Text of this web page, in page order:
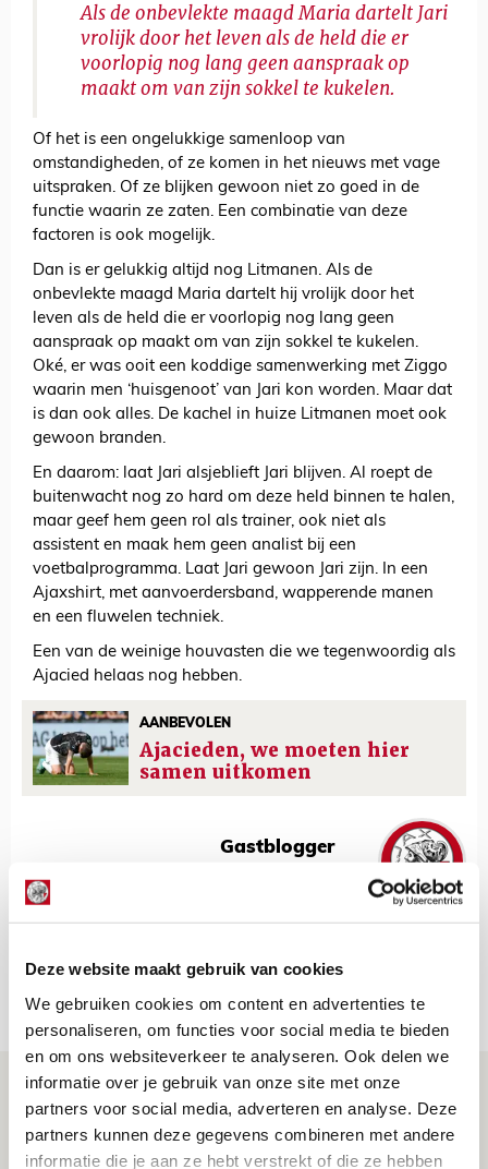
Deze website maakt gebruik van cookies
We gebruiken cookies om content en advertenties te
personaliseren, om functies voor social media te bieden
en om ons websiteverkeer te analyseren. Ook delen we
informatie over je gebruik van onze site met onze
partners voor social media, adverteren en analyse. Deze
partners kunnen deze gegevens combineren met andere
informatie die je aan ze hebt verstrekt of die ze hebben
Als de onbevlekte maagd Maria dartelt Jari
vrolijk door het leven als de held die er
voorlopig nog lang geen aanspraak op
maakt om van zijn sokkel te kukelen.
Of het is een ongelukkige samenloop van
omstandigheden, of ze komen in het nieuws met vage
uitspraken. Of ze blijken gewoon niet zo goed in de
functie waarin ze zaten. Een combinatie van deze
factoren is ook mogelijk.
Dan is er gelukkig altijd nog Litmanen. Als de
onbevlekte maagd Maria dartelt hij vrolijk door het
leven als de held die er voorlopig nog lang geen
aanspraak op maakt om van zijn sokkel te kukelen.
Oké, er was ooit een koddige samenwerking met Ziggo
waarin men ‘huisgenoot’ van Jari kon worden. Maar dat
is dan ook alles. De kachel in huize Litmanen moet ook
gewoon branden.
En daarom: laat Jari alsjeblieft Jari blijven. Al roept de
buitenwacht nog zo hard om deze held binnen te halen,
maar geef hem geen rol als trainer, ook niet als
assistent en maak hem geen analist bij een
voetbalprogramma. Laat Jari gewoon Jari zijn. In een
Ajaxshirt, met aanvoerdersband, wapperende manen
en een fluwelen techniek.
Een van de weinige houvasten die we tegenwoordig als
Ajacied helaas nog hebben.
AANBEVOLEN
Ajacieden, we moeten hier
samen uitkomen
Gastblogger
Bekijk alle berichten van Gastblogger
Net binnen //
Is dit de laatste wallpaper van Godts in
de Johan Cruijff Arena?